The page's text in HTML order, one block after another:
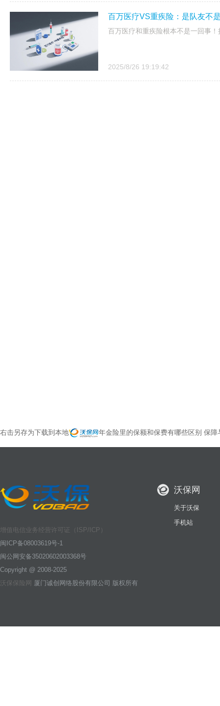
百万医疗VS重疾险：是队友不
百万医疗和重疾险根本不是一回事
2025/8/26 19:19:42
右击另存为下载到本地 年金险里的保额和保费有哪些区别 保障
增值电信业务经营许可证（ISP/ICP）
闽ICP备08003619号-1
闽公网安备35020602003368号
Copyright @ 2008-2025
沃保保险网 厦门诚创网络股份有限公司 版权所有
沃保网
关于沃保
手机站